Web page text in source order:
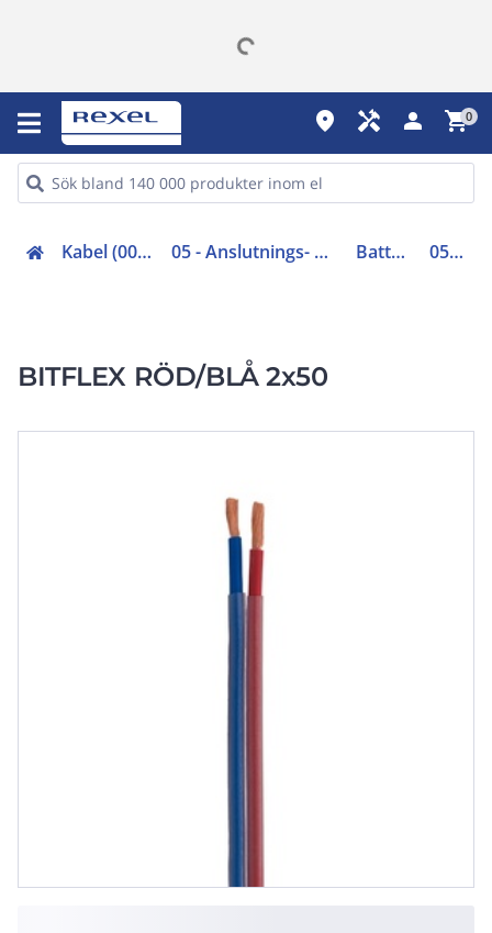
place handyman person shopping_cart0
Kabel (00-05, 48-49) 05 - Anslutnings- och gummikabel Batterikabel 0506570
BITFLEX RÖD/BLÅ 2x50